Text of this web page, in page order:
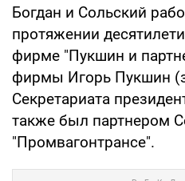
Богдан и Сольский
протяжении
фирме "Пукшин и
фирмы Игорь Пукшин
Секретариата
также был партнером
"Промвагонтрансе".